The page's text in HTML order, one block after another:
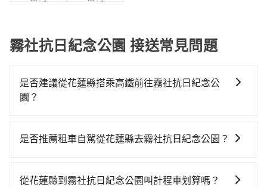
霧社抗日紀念公園 接送常見問題
是否建議從花蓮縣搭乘高鐵前往霧社抗日紀念公
園？
貴、費時，且難叫計程車前往高鐵站！從最早06:15一直
程車花費約4,700元、車程約200分鐘。抵達高鐵站後，
是否推薦租車自駕從花蓮縣去霧社抗日紀念公園？
時不需要閉目養神（因為要自己開車），最重要的是你
從花蓮縣到霧社抗日紀念公園叫計程車划算嗎？